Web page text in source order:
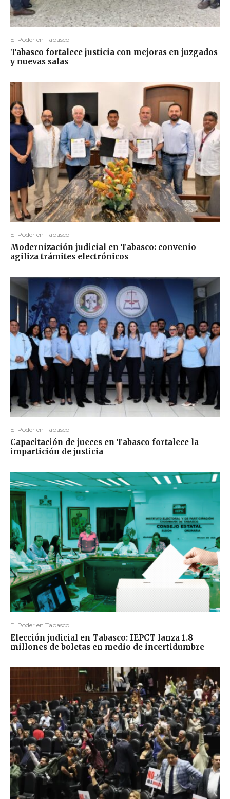
El Poder en Tabasco
Tabasco fortalece justicia con mejoras en juzgados
y nuevas salas
El Poder en Tabasco
Modernización judicial en Tabasco: convenio
agiliza trámites electrónicos
El Poder en Tabasco
Capacitación de jueces en Tabasco fortalece la
impartición de justicia
El Poder en Tabasco
Elección judicial en Tabasco: IEPCT lanza 1.8
millones de boletas en medio de incertidumbre